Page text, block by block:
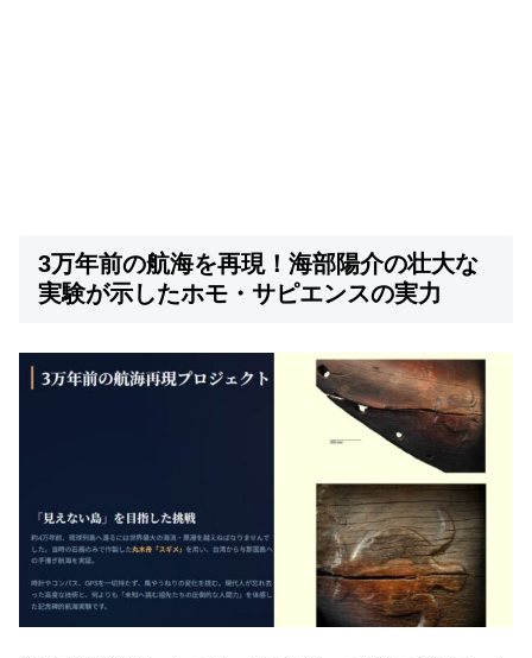
3万年前の航海を再現！海部陽介の壮大な
実験が示したホモ・サピエンスの実力